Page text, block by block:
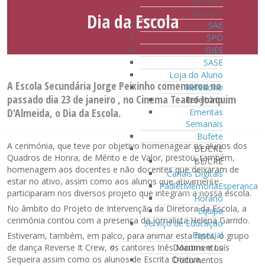
Serviços
SAE
SPO
GIES
SASE
Loja do Aluno
Refeitório
Refeitório
Ementas
Semanais
Bufete
BE/CRE
BE/CRE
Canais Digitais
PadletMemoriaEsperanca
Horário
Equipa
Serviço de Educação
Especial
Documentos
Documentos
Dia da Escola
A Escola Secundária Jorge Peixinho comemorou no
passado dia 23 de janeiro , no Cinema Teatro Joaquim
D'Almeida, o Dia da Escola.
A cerimónia, que teve por objetivo homenagear os alunos dos
Quadros de Honra, de Mérito e de Valor, prestou, também,
homenagem aos docentes e não docentes que deixaram de
estar no ativo, assim como aos alunos que ativamente
participaram nos diversos projeto que integram a nossa escola.
No âmbito do Projeto de Intervenção da Diretora da Escola, a
cerimónia contou com a presença da jornalista Helena Garrido.
Estiveram, também, em palco, para animar esta festa, o grupo
de dança Reverse It Crew, os cantores Inês Martins e Luís
Sequeira assim como os alunos de Escrita Criativa.